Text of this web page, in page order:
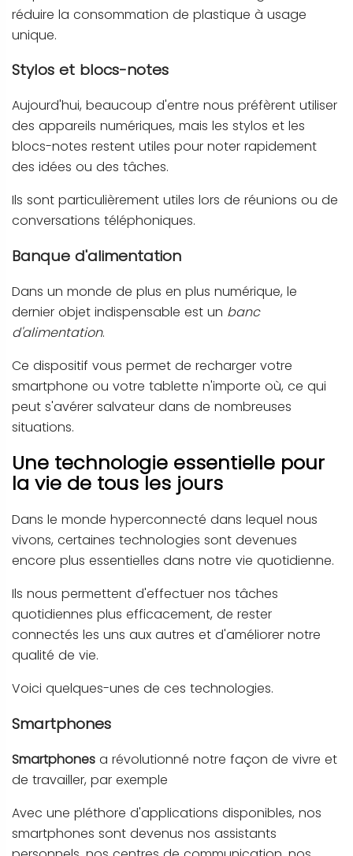
réduire la consommation de plastique à usage
unique.
Stylos et blocs-notes
Aujourd'hui, beaucoup d'entre nous préfèrent utiliser
des appareils numériques, mais les stylos et les
blocs-notes restent utiles pour noter rapidement
des idées ou des tâches.
Ils sont particulièrement utiles lors de réunions ou de
conversations téléphoniques.
Banque d'alimentation
Dans un monde de plus en plus numérique, le
dernier objet indispensable est un banc
d'alimentation.
Ce dispositif vous permet de recharger votre
smartphone ou votre tablette n'importe où, ce qui
peut s'avérer salvateur dans de nombreuses
situations.
Une technologie essentielle pour
la vie de tous les jours
Dans le monde hyperconnecté dans lequel nous
vivons, certaines technologies sont devenues
encore plus essentielles dans notre vie quotidienne.
Ils nous permettent d'effectuer nos tâches
quotidiennes plus efficacement, de rester
connectés les uns aux autres et d'améliorer notre
qualité de vie.
Voici quelques-unes de ces technologies.
Smartphones
Smartphones a révolutionné notre façon de vivre et
de travailler, par exemple
Avec une pléthore d'applications disponibles, nos
smartphones sont devenus nos assistants